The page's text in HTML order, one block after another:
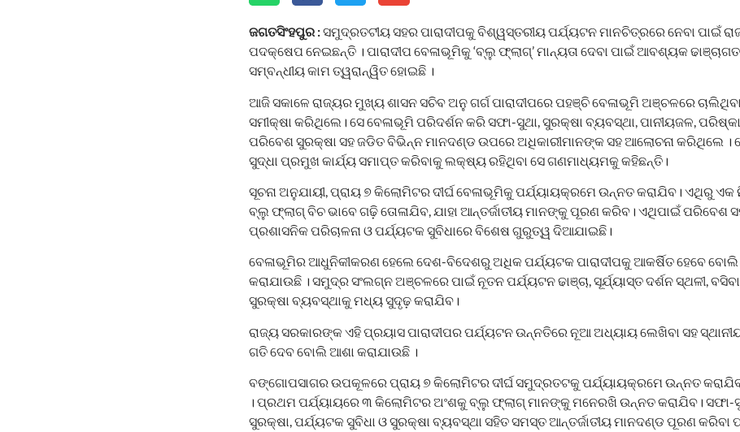
ଜଗତସିଂହପୁର :ସମୁଦ୍ରତଟୀୟ ସହର ପାରାଦୀପକୁ ବିଶ୍ୱସ୍ତରୀୟ ପର୍ଯ୍ୟଟନ ମାନଚିତ୍ରରେ ନେବା ପାଇଁ
ପଦକ୍ଷେପ ନେଇଛନ୍ତି । ପାରାଦୀପ ବେଳାଭୂମିକୁ ‘ବ୍ଲୁ ଫ୍ଲାଗ୍’ ମାନ୍ୟତା ଦେବା ପାଇଁ ଆବଶ୍ୟକ
ସମ୍ବନ୍ଧୀୟ କାମ ତ୍ୱରାନ୍ୱିତ ହୋଇଛି ।
ଆଜି ସକାଳେ ରାଜ୍ୟର ମୁଖ୍ୟ ଶାସନ ସଚିବ ଅନୁ ଗର୍ଗ ପାରାଦୀପରେ ପହଞ୍ଚି ବେଳାଭୂମି ଅଞ୍ଚଳରେ
ସମୀକ୍ଷା କରିଥିଲେ। ସେ ବେଳାଭୂମି ପରିଦର୍ଶନ କରି ସଫା-ସୁଥା, ସୁରକ୍ଷା ବ୍ୟବସ୍ଥା, ପାନୀୟଜଳ,
ପରିବେଶ ସୁରକ୍ଷା ସହ ଜଡିତ ବିଭିନ୍ନ ମାନଦଣ୍ଡ ଉପରେ ଅଧିକାରୀମାନଙ୍କ ସହ ଆଲୋଚନା କରିଥିଲେ ।
ସୁଦ୍ଧା ପ୍ରମୁଖ କାର୍ଯ୍ୟ ସମାପ୍ତ କରିବାକୁ ଲକ୍ଷ୍ୟ ରହିଥିବା ସେ ଗଣମାଧ୍ୟମକୁ କହିଛନ୍ତି।
ସୂଚନା ଅନୁଯାୟୀ, ପ୍ରାୟ ୭ କିଲୋମିଟର ଦୀର୍ଘ ବେଳାଭୂମିକୁ ପର୍ଯ୍ୟାୟକ୍ରମେ ଉନ୍ନତ କରାଯିବ। ଏଥିରୁ ଏକ
ବ୍ଲୁ ଫ୍ଲାଗ୍ ବିଚ ଭାବେ ଗଢ଼ି ତୋଳାଯିବ, ଯାହା ଆନ୍ତର୍ଜାତୀୟ ମାନଙ୍କୁ ପୂରଣ କରିବ। ଏଥିପାଇଁ ପରିବେଶ
ପ୍ରଶାସନିକ ପରିଚାଳନା ଓ ପର୍ଯ୍ୟଟକ ସୁବିଧାରେ ବିଶେଷ ଗୁରୁତ୍ୱ ଦିଆଯାଇଛି।
ବେଳାଭୂମିର ଆଧୁନିକୀକରଣ ହେଲେ ଦେଶ-ବିଦେଶରୁ ଅଧିକ ପର୍ଯ୍ୟଟକ ପାରାଦୀପକୁ ଆକର୍ଷିତ ହେବେ
କରାଯାଉଛି । ସମୁଦ୍ର ସଂଲଗ୍ନ ଅଞ୍ଚଳରେ ପାଇଁ ନୂତନ ପର୍ଯ୍ୟଟନ ଢାଞ୍ଚା, ସୂର୍ଯ୍ୟାସ୍ତ ଦର୍ଶନ ସ୍ଥଳୀ,
ସୁରକ୍ଷା ବ୍ୟବସ୍ଥାକୁ ମଧ୍ୟ ସୁଦୃଢ଼ କରାଯିବ।
ରାଜ୍ୟ ସରକାରଙ୍କ ଏହି ପ୍ରୟାସ ପାରାଦୀପର ପର୍ଯ୍ୟଟନ ଉନ୍ନତିରେ ନୂଆ ଅଧ୍ୟାୟ ଲେଖିବା ସହ
ଗତି ଦେବ ବୋଲି ଆଶା କରାଯାଉଛି ।
ବଙ୍ଗୋପସାଗର ଉପକୂଳରେ ପ୍ରାୟ ୭ କିଲୋମିଟର ଦୀର୍ଘ ସମୁଦ୍ରତଟକୁ ପର୍ଯ୍ୟାୟକ୍ରମେ ଉନ୍ନତ
। ପ୍ରଥମ ପର୍ଯ୍ୟାୟରେ ୩ କିଲୋମିଟର ଅଂଶକୁ ବ୍ଲୁ ଫ୍ଲାଗ୍ ମାନଙ୍କୁ ମନେରଖି ଉନ୍ନତ କରାଯିବ। ସଫା-
ସୁରକ୍ଷା, ପର୍ଯ୍ୟଟକ ସୁବିଧା ଓ ସୁରକ୍ଷା ବ୍ୟବସ୍ଥା ସହିତ ସମସ୍ତ ଆନ୍ତର୍ଜାତୀୟ ମାନଦଣ୍ଡ ପୂରଣ କରିବା